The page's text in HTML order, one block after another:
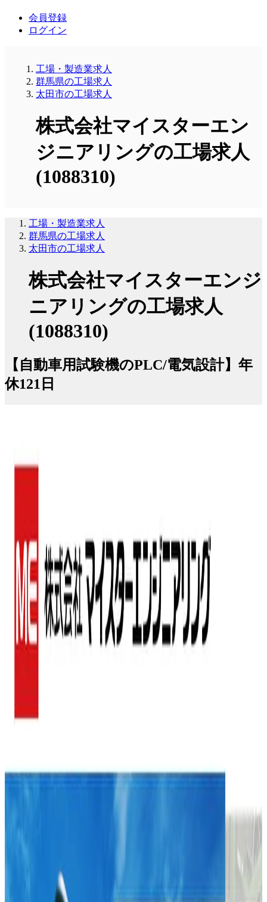
会員登録
ログイン
工場・製造業求人
群馬県の工場求人
太田市の工場求人
株式会社マイスターエン
ジニアリングの工場求人
(1088310)
工場・製造業求人
群馬県の工場求人
太田市の工場求人
株式会社マイスターエンジ
ニアリングの工場求人
(1088310)
【自動車用試験機のPLC/電気設計】年
休121日